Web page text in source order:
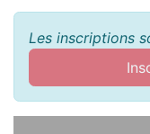
Les inscriptions